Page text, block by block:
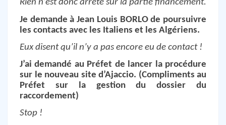
Rien n’est donc arrêté sur la partie financement.
Je demande à Jean Louis BORLO de poursuivre
les contacts avec les Italiens et les Algériens.
Eux disent qu’il n’y a pas encore eu de contact !
J’ai demandé au Préfet de lancer la procédure
sur le nouveau site d’Ajaccio. (Compliments au
Préfet sur la gestion du dossier du
raccordement)
Stop !